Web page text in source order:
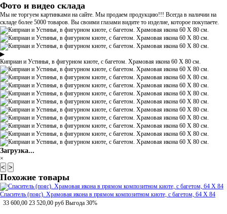
Фото и видео склада
Мы не торгуем картинками на сайте. Мы продаем продукцию!!! Всегда в наличии на
складе более 5000 товаров. Вы своими глазами видите то изделие, которое покупаете.
▶
Киприан и Устинья, в фигурном киоте, с багетом. Храмовая икона 60 Х 80 см.
Загрузка...
×
< >
Похожие товары
Спаситель (пояс). Храмовая икона в прямом композитном киоте, с багетом, 64 Х 84
33 600,00 23 520,00 руб Выгода 30%